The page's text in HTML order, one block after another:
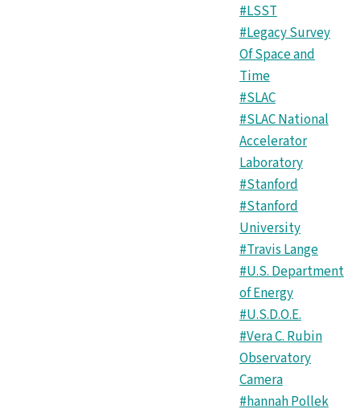
#LSST
#Legacy Survey
Of Space and
Time
#SLAC
#SLAC National
Accelerator
Laboratory
#Stanford
#Stanford
University
#Travis Lange
#U.S. Department
of Energy
#U.S.D.O.E.
#Vera C. Rubin
Observatory
Camera
#hannah Pollek